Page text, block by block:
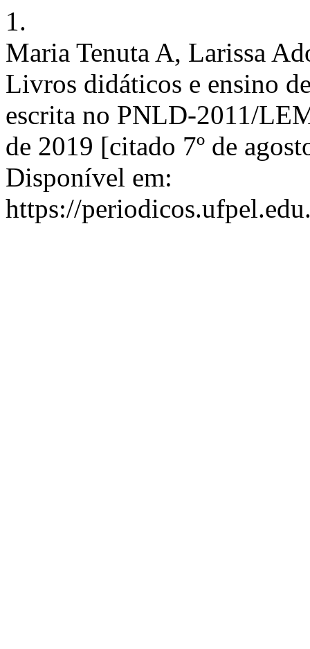
1.
Maria Tenuta A, Larissa
Livros didáticos e ensino
escrita no PNLD-2011/
de 2019 [citado 7º de
Disponível em:
https://